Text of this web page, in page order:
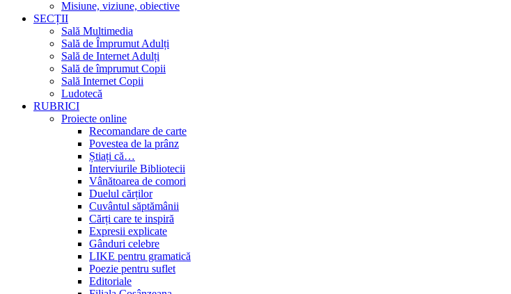
Misiune, viziune, obiective
SECȚII
Sală Multimedia
Sală de Împrumut Adulți
Sală de Internet Adulți
Sală de împrumut Copii
Sală Internet Copii
Ludotecă
RUBRICI
Proiecte online
Recomandare de carte
Povestea de la prânz
Știați că…
Interviurile Bibliotecii
Vânătoarea de comori
Duelul cărților
Cuvântul săptămânii
Cărți care te inspiră
Expresii explicate
Gânduri celebre
LIKE pentru gramatică
Poezie pentru suflet
Editoriale